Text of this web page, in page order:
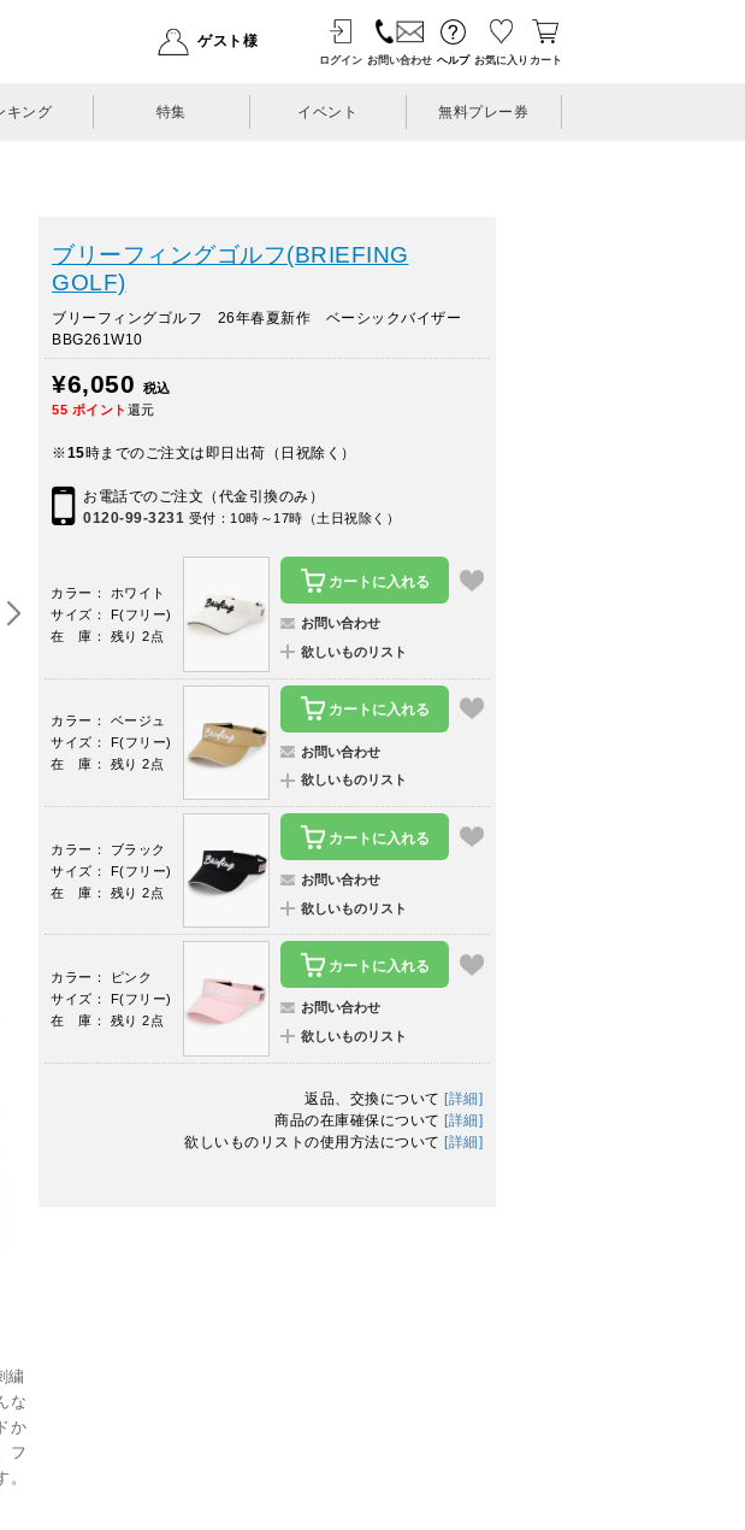
ゲスト様
ログイン お問い合わせ ヘルプ お気に入り カート
キング 特集 イベント 無料プレー券
繍
な
か
フ
ブリーフィングゴルフ(BRIEFING
GOLF)
ブリーフィングゴルフ 26年春夏新作 ベーシックバイザー
BBG261W10
¥6,050
税込
55 ポイント 還元
※15時までのご注文は即日出荷（日祝除く）
お電話でのご注文（代金引換のみ）
0120-99-3231 受付：10時～17時（土日祝除く）
カラー： ホワイト
サイズ： F(フリー)
在 庫： 残り 2点
カートに入れる
お問い合わせ
欲しいものリスト
カラー： ベージュ
サイズ： F(フリー)
在 庫： 残り 2点
カートに入れる
お問い合わせ
欲しいものリスト
カラー： ブラック
サイズ： F(フリー)
在 庫： 残り 2点
カートに入れる
お問い合わせ
欲しいものリスト
カラー： ピンク
サイズ： F(フリー)
在 庫： 残り 2点
カートに入れる
お問い合わせ
欲しいものリスト
返品、交換について [詳細]
商品の在庫確保について [詳細]
欲しいものリストの使用方法について [詳細]